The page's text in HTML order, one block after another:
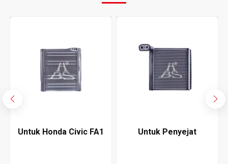
Untuk Honda Civic FA1
Untuk Penyejat